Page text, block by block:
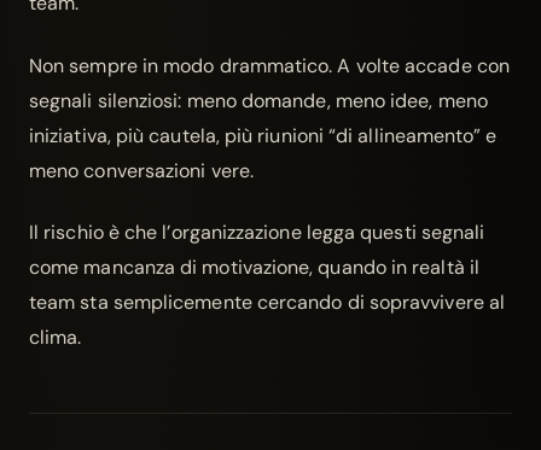
Non sempre in modo drammatico. A volte accade con
segnali silenziosi: meno domande, meno idee, meno
iniziativa, più cautela, più riunioni “di allineamento” e
meno conversazioni vere.
Il rischio è che l’organizzazione legga questi segnali
come mancanza di motivazione, quando in realtà il
team sta semplicemente cercando di sopravvivere al
clima.